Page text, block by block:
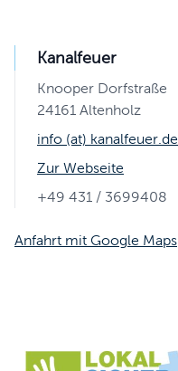
Kanalfeuer
Knooper Dorfstraße
24161 Altenholz
info (at) kanalfeuer.de
Zur Webseite
+49 431 / 3699408
Anfahrt mit Google Maps